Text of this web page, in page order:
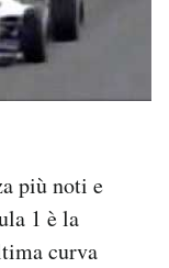
più noti e
1 è la
curva